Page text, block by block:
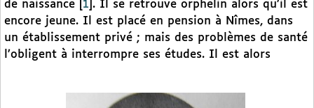
de naissance
1 . Il se retrouve orphelin alors qu’il est
encore jeune. Il est placé en pension à Nîmes, dans
un établissement privé ; mais des problèmes de santé
l’obligent à interrompre ses études. Il est alors